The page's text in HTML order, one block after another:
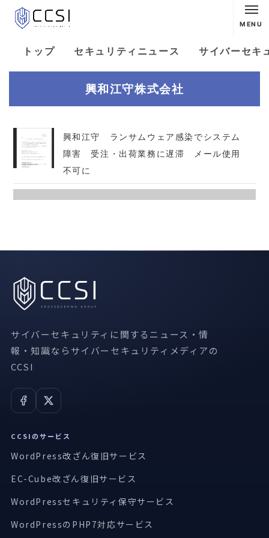
MENU
トップ セキュリティニュース サイバーセキ
興和江守株式会社
興和江守 ランサムウェア感染でシステム
障害 受注・出荷業務に遅滞 メール使用
不可に
サイバーセキュリティに関するニュース・情
報・知識ならサイバーセキュリティメディアの
CCSI
CCSIのサービス
WordPress改ざん復旧サービス
EC-Cube改ざん復旧サービス
WordPressセキュリティ保守サービス
WordPressのPHP7対応サービス